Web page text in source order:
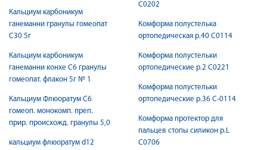
Кальциум карбоникум
ганеманни гранулы гомеопат
С30 5г
Кальциум карбоникум
ганеманни конхе С6 гранулы
гомеопат. флакон 5г № 1
Кальциум Флюоратум C6
гомеоп. монокомп. преп.
прир. происхожд. гранулы 5,0
кальциум флюоратум d12
С0202
Комформа полустелька
ортопедическая р.40 С0114
Комформа полустельки
ортопедические р.2 С0221
Комформа полустельки
ортопедические р.36 С-0114
Комформа протектор для
пальцев стопы силикон р.L
C0706